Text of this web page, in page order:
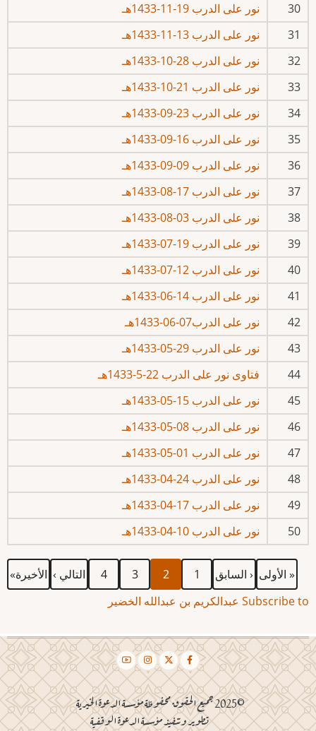
30
نور على الدرب 19-11-1433هـ
31
نور على الدرب 13-11-1433هـ
32
نور على الدرب 28-10-1433هـ
33
نور على الدرب 21-10-1433هـ
34
نور على الدرب 23-09-1433هـ
35
نور على الدرب 16-09-1433هـ
36
نور على الدرب 09-09-1433هـ
37
نور على الدرب 17-08-1433هـ
38
نور على الدرب 03-08-1433هـ
39
نور على الدرب 19-07-1433هـ
40
نور على الدرب 12-07-1433هـ
41
نور على الدرب 14-06-1433هـ
42
نور على الدرب07-06-1433هـ
43
نور على الدرب 29-05-1433هـ
44
فتاوى نور على الدرب 22-5-1433هـ
45
نور على الدرب 15-05-1433هـ
46
نور على الدرب 08-05-1433هـ
47
نور على الدرب 01-05-1433هـ
48
نور على الدرب 24-04-1433هـ
49
نور على الدرب 17-04-1433هـ
50
نور على الدرب 10-04-1433هـ
Pagination
First
page
« الأولى
Previous
page
‹ السابق الصفحة
1
Current
page
2 الصفحة
3 الصفحة
4
Next
page
التالي › Last
page
الأخيرة»
Subscribe to عبدالكريم بن عبدالله الخضير
©2025 جميع الحقوق محفوظة مؤسسة الدعوة الخيرية
تطوير وتنفيذ مؤسسة الدعوة الوقفية